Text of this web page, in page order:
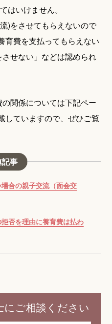
はいけません。
)をさせてもらえないので
育費を支払ってもらえない
せない」などは認められ
関係については下記ペー
していますので、ぜひご覧
事
合の親子交流（面会交
否を理由に養育費は払わ
にご相談ください